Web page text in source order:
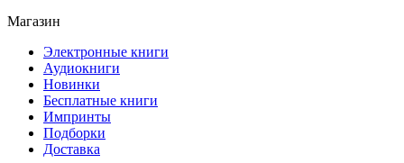
Магазин
Электронные книги
Аудиокниги
Новинки
Бесплатные книги
Импринты
Подборки
Доставка